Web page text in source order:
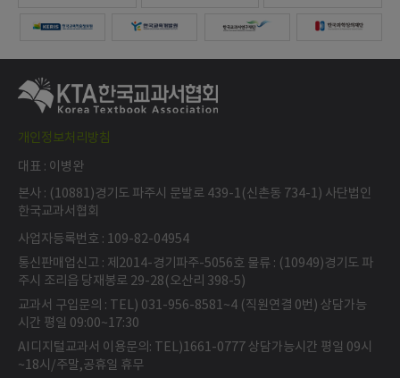
개인정보처리방침
대표 : 이병완
본사 : (10881)경기도 파주시 문발로 439-1(신촌동 734-1) 사단법인
한국교과서협회
사업자등록번호 : 109-82-04954
통신판매업신고 : 제2014-경기파주-5056호 물류 : (10949)경기도 파
주시 조리읍 당재봉로 29-28(오산리 398-5)
교과서 구입문의 : TEL) 031-956-8581~4 (직원연결 0번) 상담가능
시간 평일 09:00~17:30
AI디지털교과서 이용문의: TEL)1661-0777 상담가능시간 평일 09시
~18시/주말,공휴일 휴무